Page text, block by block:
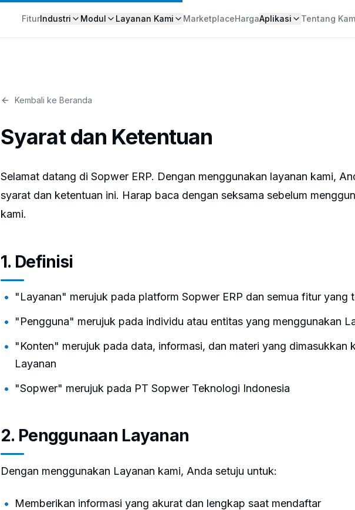
FiturIndustri Modul Layanan Kami MarketplaceHargaAplikasi Tentang
Kembali ke Beranda
Syarat dan Ketentuan
Selamat datang di Sopwer ERP. Dengan menggunakan layanan kami,
syarat dan ketentuan ini. Harap baca dengan seksama sebelum
kami.
1. Definisi
"Layanan" merujuk pada platform Sopwer ERP dan semua fitur yang
"Pengguna" merujuk pada individu atau entitas yang menggunakan
"Konten" merujuk pada data, informasi, dan materi yang dimasukkan
Layanan
"Sopwer" merujuk pada PT Sopwer Teknologi Indonesia
2. Penggunaan Layanan
Dengan menggunakan Layanan kami, Anda setuju untuk:
Memberikan informasi yang akurat dan lengkap saat mendaftar